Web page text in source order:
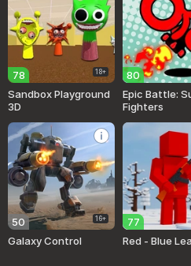
78 18+
Sandbox Playground
3D
80
Epic Battle:
Fighters
50 16+
Galaxy Control
77
Red - Blue